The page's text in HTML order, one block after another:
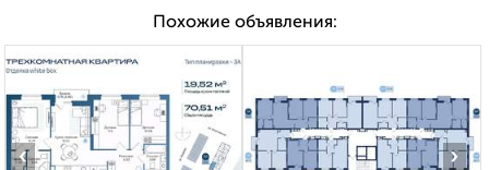
Похожие объявления:
‹ ›